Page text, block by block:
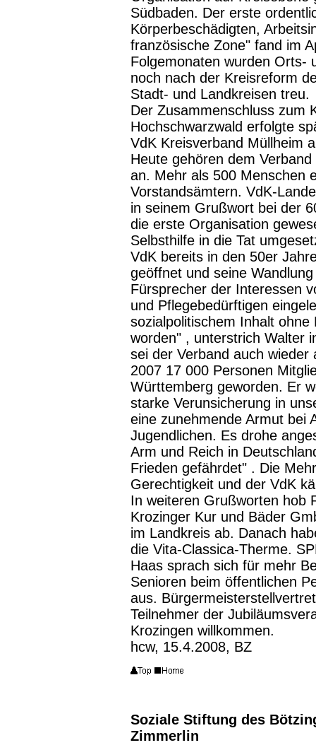
Südbaden. Der erste
Körperbeschädigten,
französische Zone" fand im
Folgemonaten wurden Orts-
noch nach der Kreisreform
Stadt- und Landkreisen treu.
Der Zusammenschluss zum
Hochschwarzwald erfolgte
VdK Kreisverband Müllheim
Heute gehören dem
an. Mehr als 500 Menschen
Vorstandsämtern. VdK-
in seinem Grußwort bei der
die erste Organisation
Selbsthilfe in die Tat
VdK bereits in den 50er
geöffnet und seine
Fürsprecher der Interessen
und Pflegebedürftigen
sozialpolitischem Inhalt
worden" , unterstrich Walter
sei der Verband auch
2007 17 000 Personen
Württemberg geworden. Er
starke Verunsicherung in
eine zunehmende Armut bei
Jugendlichen. Es drohe
Arm und Reich in
Frieden gefährdet" . Die
Gerechtigkeit und der VdK
In weiteren Grußworten hob
Krozinger Kur und Bäder
im Landkreis ab. Danach
die Vita-Classica-Therme.
Haas sprach sich für mehr
Senioren beim öffentlichen
aus.
Teilnehmer der
Krozingen willkommen.
hcw, 15.4.2008, BZ
Soziale Stiftung des
Zimmerlin